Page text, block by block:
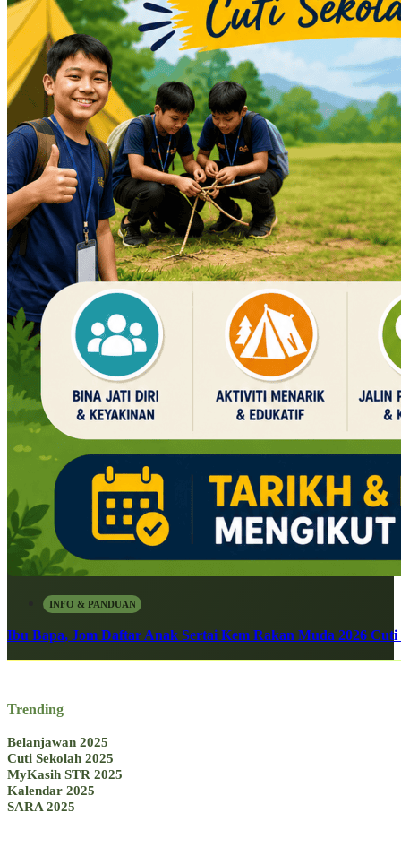
INFO & PANDUAN
Ibu Bapa, Jom Daftar Anak Sertai Kem Rakan Muda 2026
Trending
Belanjawan 2025
Cuti Sekolah 2025
MyKasih STR 2025
Kalendar 2025
SARA 2025